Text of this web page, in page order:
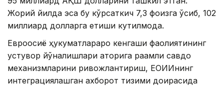
Жорий йилда эса бу кўрсаткич 7,3 фоизга ўсиб, 102
миллиард долларга етиши кутилмоқда.
Евроосиё ҳукуматлараро кенгаши фаолиятининг
устувор йўналишлари қаторига рақамли савдо
механизмларини ривожлантириш, ЕОИИнинг
интеграциялашган ахборот тизими доирасида